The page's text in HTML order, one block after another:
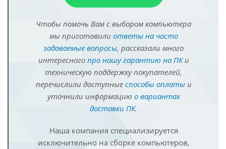
Чтобы помочь Вам с выбором компьютера
мы приготовили ответы на часто
задаваемые вопросы, рассказали много
интересного про нашу гарантию на ПКи
техническую поддержку покупателей,
перечислили доступные способы оплатыи
уточнили информацию о вариантах
доставки ПК.
Наша компания специализируется
исключительно на сборке компьютеров,